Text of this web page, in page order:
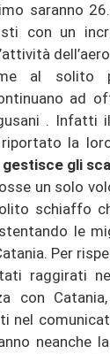
sa­ran­no
con un
al so­li­to
ad
. In­fat­ti
la
gli
un solo
schi­af­fo
le
Per
rag­gi­ra­ti
con
nel
nean­che